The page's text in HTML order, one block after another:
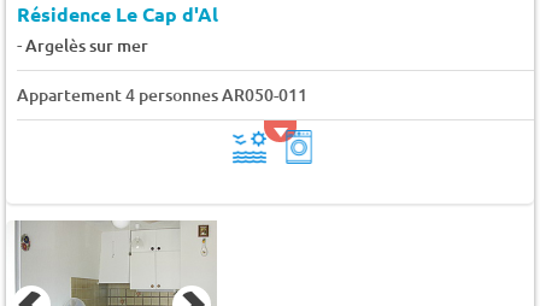
Résidence Le Cap d'Al
-Argelès sur mer
Appartement 4 personnes AR050-011